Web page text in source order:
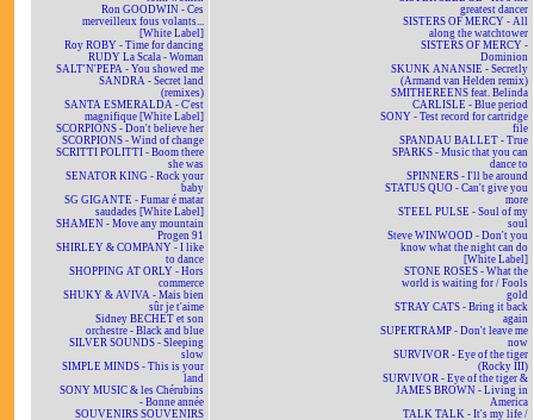
Ron GOODWIN - Ces
merveilleux fous volants...
[White Label]
Roy ROBY - Time for dancing
RUDY La Scala - Woman
SALT'N'PEPA - You showed me
SANDRA - Secret land
(remixes)
SANTA ESMERALDA - C'est
magnifique [White Label]
SCORPIONS - Don't believe her
SCORPIONS - Wind of change
SCRITTI POLITTI - Boom there
she was
SENATOR KING - Rock your
baby
SG GIGANTE - Fumar é matar
saudades [White Label]
SHAMEN - Move any mountain
Progen 91
SHIRLEY & COMPANY - I like
to dance
SHOPPING AT ORLY - Hors
commerce
SHUKY & AVIVA - Mais bien
sûr je t'aime
Sidney BECHET et son
orchestre - Black and blue
SILVER SOUNDS - Sleeping
slow
SIMPLE MINDS - This is your
land
SONY MUSIC & les Chérubins
- Bonne année
SOUVENIRS SOUVENIRS
greatest dancer
SISTERS OF MERCY - All
along the watchtower
SISTERS OF MERCY -
Dominion
SKUNK ANANSIE - Secretly
(Armand van Helden remix)
SMITHEREENS feat. Belinda
CARLISLE - Blue period
SONY - Test record for cartridge
file
SPANDAU BALLET - True
SPARKS - Music that you can
dance to
SPINNERS - I'll be around
STATUS QUO - Can't give you
more
STEEL PULSE - Soul of my
soul
Steve WINWOOD - Don't you
know what the night can do
[White Label]
STONE ROSES - What the
world is waiting for / Fools
gold
STRAY CATS - Bring it back
again
SUPERTRAMP - Don't leave me
now
SURVIVOR - Eye of the tiger
(Rocky III)
SURVIVOR - Eye of the tiger &
JAMES BROWN - Living in
America
TALK TALK - It's my life /